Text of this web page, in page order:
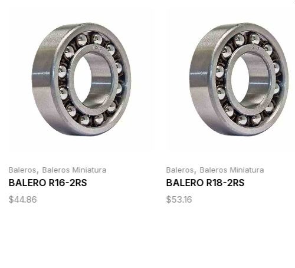
Baleros, Baleros Miniatura
BALERO R16-2RS
$44.86
Baleros, Baleros Miniatura
BALERO R18-2RS
$53.16